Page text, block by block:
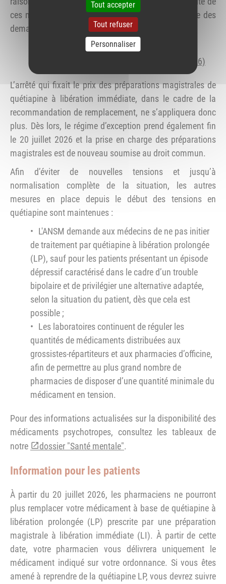
ces médicaments, ainsi que de la baisse importante des
demandes de préparations magistrales.
Consultez la décision d’abrogation de la
recommandation du 10 mars 2025 (27/05/2026)
L’arrêté qui fixait le prix des préparations magistrales de
quétiapine à libération immédiate, dans le cadre de la
recommandation de remplacement, ne s’appliquera donc
plus. Dès lors, le régime d’exception prend également fin
le 20 juillet 2026 et la prise en charge des préparations
magistrales est de nouveau soumise au droit commun.
Afin d’éviter de nouvelles tensions et jusqu’à
normalisation complète de la situation, les autres
mesures en place depuis le début des tensions en
quétiapine sont maintenues :
L'ANSM demande aux médecins de ne pas initier
de traitement par quétiapine à libération prolongée
(LP), sauf pour les patients présentant un épisode
dépressif caractérisé dans le cadre d’un trouble
bipolaire et de privilégier une alternative adaptée,
selon la situation du patient, dès que cela est
possible ;
Les laboratoires continuent de réguler les
quantités de médicaments distribuées aux
grossistes-répartiteurs et aux pharmacies d’officine,
afin de permettre au plus grand nombre de
pharmacies de disposer d’une quantité minimale du
médicament en tension.
Pour des informations actualisées sur la disponibilité des
médicaments psychotropes, consultez les tableaux de
notre
dossier "Santé mentale".
Information pour les patients
À partir du 20 juillet 2026, les pharmaciens ne pourront
plus remplacer votre médicament à base de quétiapine à
libération prolongée (LP) prescrite par une préparation
magistrale à libération immédiate (LI). À partir de cette
date, votre pharmacien vous délivrera uniquement le
médicament indiqué sur votre ordonnance. Si vous êtes
amené à reprendre de la quétiapine LP, vous devrez suivre
Tout accepter
Tout refuser
Personnaliser